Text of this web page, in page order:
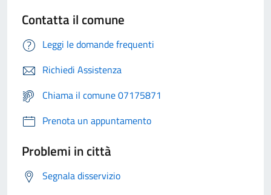
Contatta il comune
Leggi le domande frequenti
Richiedi Assistenza
Chiama il comune 07175871
Prenota un appuntamento
Problemi in città
Segnala disservizio